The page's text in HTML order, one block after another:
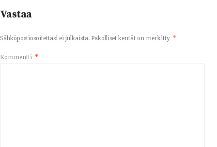
Vastaa
Sähköpostiosoitettasi ei julkaista. Pakolliset kentät on merkitty *
Kommentti *